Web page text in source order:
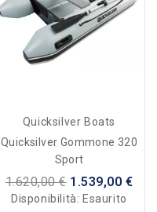
Quicksilver Boats
Quicksilver Gommone 320
Sport
1.620,00 € 1.539,00 €
Disponibilità: Esaurito